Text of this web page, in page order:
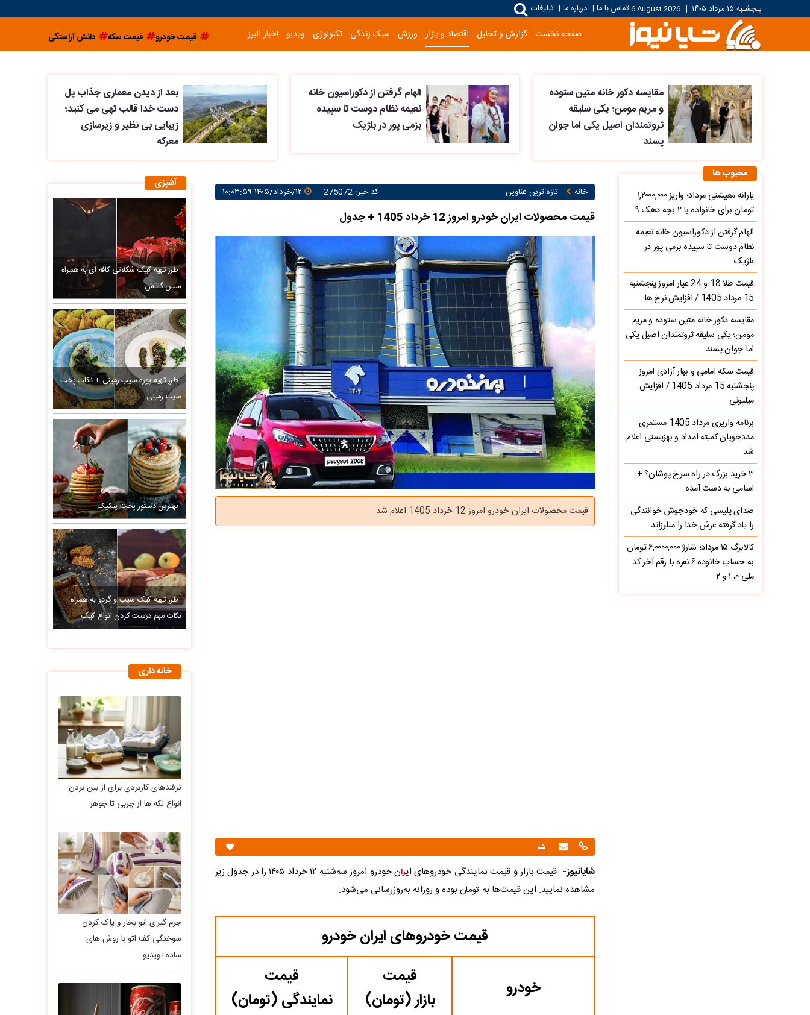
پنجشنبه ۱۵ مرداد ۱۴۰۵ |
6 August 2026تماس با ما | درباره ما | تبلیغات
صفحه نخست گزارش و تحلیل اقتصاد و بازار ورزش سبک زندگی تکنولوژی ویدیو اخبار البرز قیمت خودرو قیمت سکه دانش آراستگی
مقایسه دکور خانه متین ستوده
و مریم مومن؛ یکی سلیقه
ثروتمندان اصیل یکی اما جوان
پسند
الهام گرفتن از دکوراسیون خانه
نعیمه نظام دوست تا سپیده
بزمی پور در بلژیک
بعد از دیدن معماری جذاب پل
دست خدا قالب تهی می کنید؛
زیبایی بی نظیر و زیرسازی
معرکه
خانه تازه ترین عناوین کد خبر: 275072
قیمت محصولات ایران خودرو امروز 12 خرداد 1405 + جدول
قیمت محصولات ایران خودرو امروز 12 خرداد 1405 اعلام شد
شایانیوز- قیمت بازار و قیمت نمایندگی خودرو‌های ایرا
ن خودرو امروز سه‌شنبه ۱۲ خرداد ۱۴۰۵ را در جدول زیر
مشاهده نمایید. این قیمت‌ها به تومان بوده و روزانه به‌روز‌رسانی می‌شود.
قیمت خودروهای ایران خودرو
خودرو
قیمت
بازار (تومان)
قیمت
نمایندگی (تومان)
آشپزی
طرز تهیه کیک شکلاتی کافه ای به همراه
سس گاناش
طرز تهیه پوره سیب زمینی + نکات پخت
سیب زمینی
بهترین دستور پخت پنکیک
طرز تهیه کیک سیب و گردو به همراه
نکات مهم درست کردن انواع کیک
خانه داری
ترفندهای کاربردی برای از بین بردن
انواع لکه ها از چربی تا جوهر
جرم گیری اتو بخار و پاک کردن
سوختگی کف اتو با روش های
ساده+ویدیو
محبوب ها
یارانه معیشتی مرداد؛ واریز ۱,۲۰۰۰,۰۰۰
تومان برای خانواده با ۲ بچه دهک ۹
الهام گرفتن از دکوراسیون خانه نعیمه
نظام دوست تا سپیده بزمی پور در
بلژیک
قیمت طلا 18 و 24 عیار امروز پنجشنبه
15 مرداد 1405 / افزایش نرخ ها
مقایسه دکور خانه متین ستوده و مریم
مومن؛ یکی سلیقه ثروتمندان اصیل یکی
اما جوان پسند
قیمت سکه امامی و بهار آزادی امروز
پنجشنبه 15 مرداد 1405 / افزایش
میلیونی
برنامه واریزی مرداد 1405 مستمری
مددجویان کمیته امداد و بهزیستی اعلام
شد
۳ خرید بزرگ در راه سرخ‌ پوشان؟ +
اسامی به دست آمده
صدای پلیسی که خودجوش خوانندگی
را یاد گرفته عرش خدا را میلرزاند
کالابرگ ۱۵ مرداد؛ شارژ ۶,۰۰۰۰,۰۰۰ تومان
به حساب خانوده ۶ نفره با رقم آخر کد
ملی ۰، ۱ و ۲